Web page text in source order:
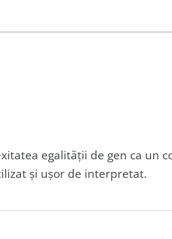
egalității de gen ca un
și ușor de interpretat.